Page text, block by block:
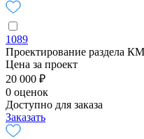
1089
Проектирование раздела
Цена за проект
20 000 ₽
0 оценок
Доступно для заказа
Заказать